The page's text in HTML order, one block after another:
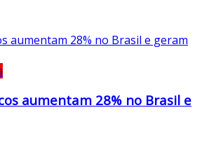
aumentam 28% no Brasil e